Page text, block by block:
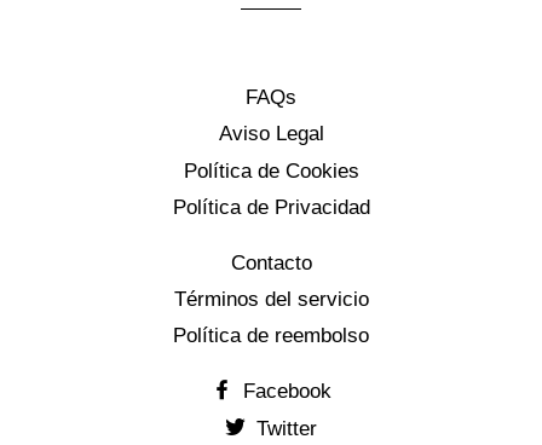
FAQs
Aviso Legal
Política de Cookies
Política de Privacidad
Contacto
Términos del servicio
Política de reembolso
Facebook
Twitter